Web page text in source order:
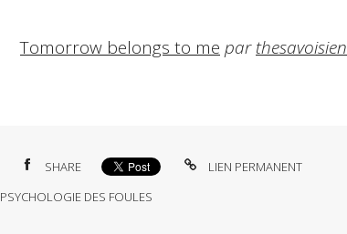
Tomorrow belongs to me parthesavoisien
SHARE
LIEN PERMANENT
PSYCHOLOGIE DES FOULES